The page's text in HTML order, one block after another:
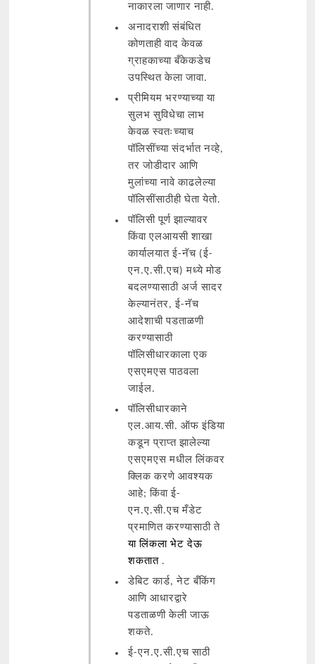
नाकारला जाणार नाही.
अनादराशी संबंधित
कोणताही वाद केवळ
ग्राहकाच्या बँकेकडेच
उपस्थित केला जावा.
प्रीमियम भरण्याच्या या
सुलभ सुविधेचा लाभ
केवळ स्वतःच्याच
पॉलिसींच्या संदर्भात नव्हे,
तर जोडीदार आणि
मुलांच्या नावे काढलेल्या
पॉलिसींसाठीही घेता येतो.
पॉलिसी पूर्ण झाल्यावर
किंवा एलआयसी शाखा
कार्यालयात ई-नॅच (ई-
एन.ए.सी.एच) मध्ये मोड
बदलण्यासाठी अर्ज सादर
केल्यानंतर, ई-नॅच
आदेशाची पडताळणी
करण्यासाठी
पॉलिसीधारकाला एक
एसएमएस पाठवला
जाईल.
पॉलिसीधारकाने
एल.आय.सी. ऑफ इंडिया
कडून प्राप्त झालेल्या
एसएमएस मधील लिंकवर
क्लिक करणे आवश्यक
आहे; किंवा ई-
एन.ए.सी.एच मँडेट
प्रमाणित करण्यासाठी ते
या लिंकला भेट देऊ
शकतात .
डेबिट कार्ड, नेट बँकिंग
आणि आधारद्वारे
पडताळणी केली जाऊ
शकते.
ई-एन.ए.सी.एच साठी